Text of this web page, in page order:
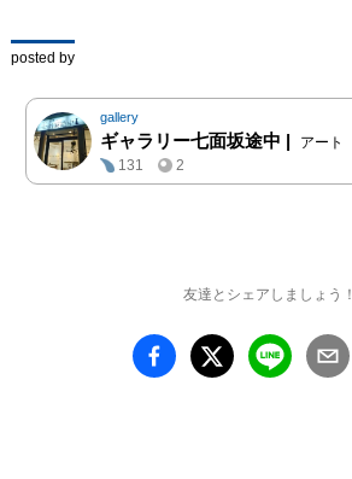
posted by
gallery
ギャラリー七面坂途中 |
アート
131
2
友達とシェアしましょう！